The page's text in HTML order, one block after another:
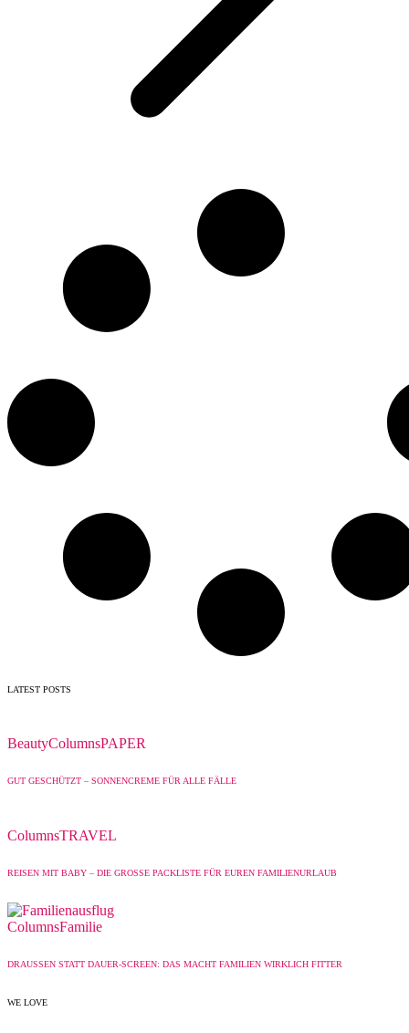
LATEST POSTS
BeautyColumnsPAPER
GUT GESCHÜTZT – SONNENCREME FÜR ALLE FÄLLE
ColumnsTRAVEL
REISEN MIT BABY – DIE GROSSE PACKLISTE FÜR EUREN FAMILIENURLAUB
ColumnsFamilie
DRAUSSEN STATT DAUER-SCREEN: DAS MACHT FAMILIEN WIRKLICH FITTER
WE LOVE